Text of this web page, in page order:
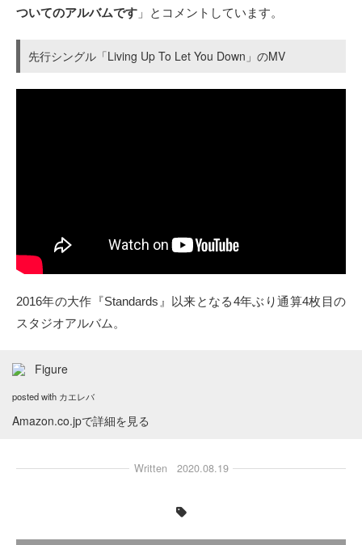
Soundcloud
ついてのアルバムです 」とコメントしています。
先行シングル「Living Up To Let You Down」のMV
2016年の大作『Standards』以来となる4年ぶり通算4枚目の
スタジオアルバム。
Figure
posted with カエレバ
Amazon.co.jpで詳細を見る
Written 2020.08.19